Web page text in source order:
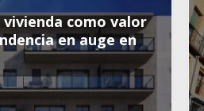
como valor
en auge en